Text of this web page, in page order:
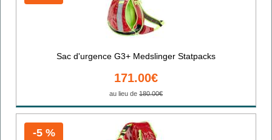
Sac d'urgence G3+ Medslinger Statpacks
171.00€
au lieu de 180.00€
-5 %